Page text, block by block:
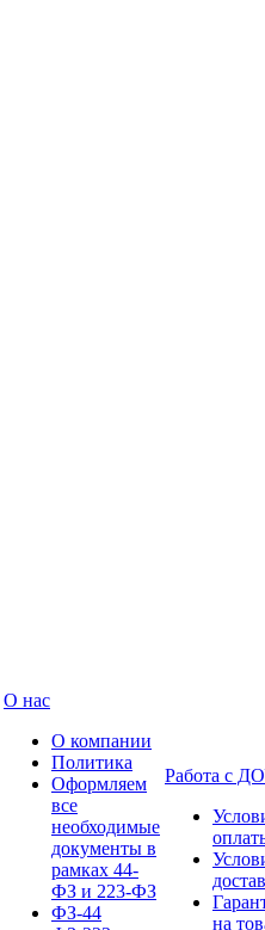
О нас
О компании
Политика
Оформляем
все
необходимые
документы в
рамках 44-
ФЗ и 223-ФЗ
ФЗ-44
Работа с
на